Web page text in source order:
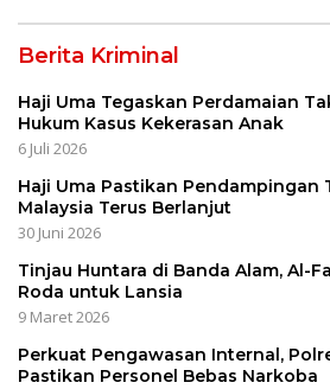
Berita Kriminal
Haji Uma Tegaskan Perdamaian
Hukum Kasus Kekerasan Anak
6 Juli 2026
Haji Uma Pastikan Pendampingan
Malaysia Terus Berlanjut
30 Juni 2026
Tinjau Huntara di Banda Alam, Al-
Roda untuk Lansia
9 Maret 2026
Perkuat Pengawasan Internal,
Pastikan Personel Bebas Narkoba